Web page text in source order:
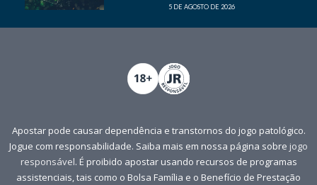
5 DE AGOSTO DE 2026
Apostar pode causar dependência e transtornos do jogo patológico.
Jogue com responsabilidade. Saiba mais em nossa página sobre jogo
responsável. É proibido apostar usando recursos de programas
assistenciais, tais como o Bolsa Família e o Benefício de Prestação